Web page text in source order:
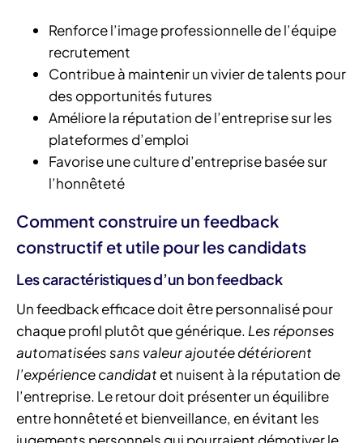
Renforce l’image professionnelle de l’équipe
recrutement
Contribue à maintenir un vivier de talents pour
des opportunités futures
Améliore la réputation de l’entreprise sur les
plateformes d’emploi
Favorise une culture d’entreprise basée sur
l’honnêteté
Comment construire un feedback
constructif et utile pour les candidats
Les caractéristiques d’un bon feedback
Un feedback efficace doit être personnalisé pour
chaque profil plutôt que générique. Les réponses
automatisées sans valeur ajoutée détériorent
l’expérience candidat et nuisent à la réputation de
l’entreprise. Le retour doit présenter un équilibre
entre honnêteté et bienveillance, en évitant les